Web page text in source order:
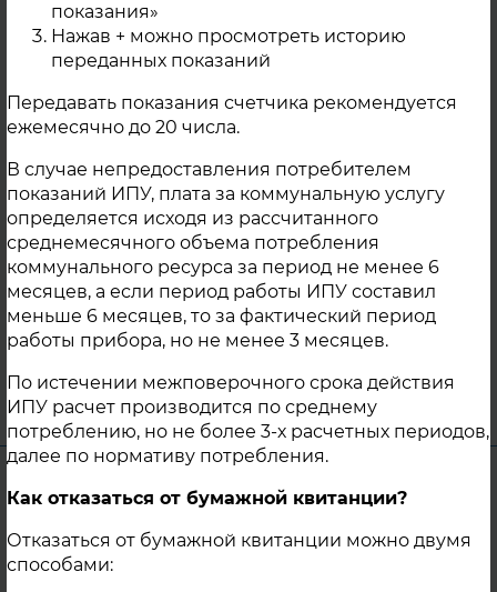
показания»
Нажав + можно просмотреть историю
переданных показаний
Передавать показания счетчика рекомендуется
ежемесячно до 20 числа.
В случае непредоставления потребителем
показаний ИПУ, плата за коммунальную услугу
определяется исходя из рассчитанного
среднемесячного объема потребления
коммунального ресурса за период не менее 6
месяцев, а если период работы ИПУ составил
меньше 6 месяцев, то за фактический период
работы прибора, но не менее 3 месяцев.
По истечении межповерочного срока действия
ИПУ расчет производится по среднему
потреблению, но не более 3-х расчетных периодов,
далее по нормативу потребления.
Как отказаться от бумажной квитанции?
Отказаться от бумажной квитанции можно двумя
способами:
Уважаемые жители г. Касли!
В связи с проведением ремонтных работ
на тепловых сетях г. Касли с 23:00
12.08.2025г. до окончания работ будет
прекращена подача теплоносителя на
нужды горячего водоснабжения для
следующих потребителей: - 8 марта 50; -
ул. Декабристов 140,142,144; - ул.
Лобашова
139,142,144,145,148,152,154,156,158,158а; - ул.
Стадионная 91,93,95,97,99,101,103.
г. Касли
В связи с проведением плановых
ремонтных работ на источнике тепловой